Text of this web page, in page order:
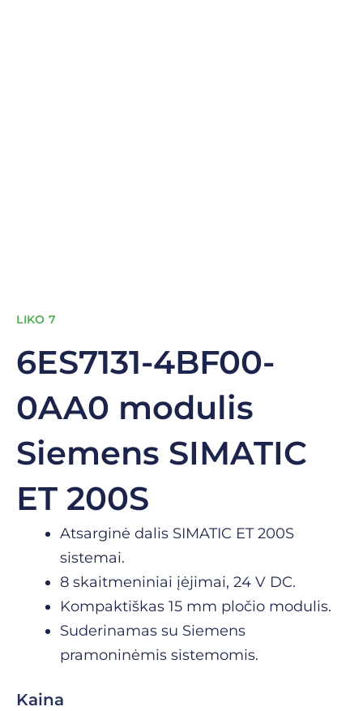
LIKO 7
6ES7131-4BF00-
0AA0 modulis
Siemens SIMATIC
ET 200S
Atsarginė dalis SIMATIC ET 200S
sistemai.
8 skaitmeniniai įėjimai, 24 V DC.
Kompaktiškas 15 mm pločio modulis.
Suderinamas su Siemens
pramoninėmis sistemomis.
Kaina